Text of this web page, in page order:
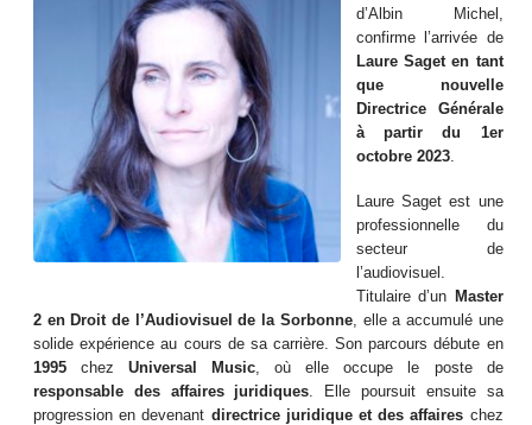
d’Albin Michel,
confirme l’arrivée de
Laure Saget en tant
que nouvelle
Directrice Générale
à partir du 1er
octobre 2023.
Laure Saget est une
professionnelle du
secteur de
l’audiovisuel.
Titulaire d’un Master
2 en Droit de l’Audiovisuel de la Sorbonne, elle a accumulé une
solide expérience au cours de sa carrière. Son parcours débute en
1995chezUniversal Music, où elle occupe le poste de
responsable des affaires juridiques. Elle poursuit ensuite sa
progression en devenant directrice juridique et des affaires chez